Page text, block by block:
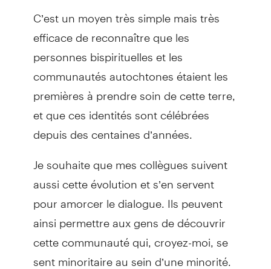
C’est un moyen très simple mais très
efficace de reconnaître que les
personnes bispirituelles et les
communautés autochtones étaient les
premières à prendre soin de cette terre,
et que ces identités sont célébrées
depuis des centaines d’années.
Je souhaite que mes collègues suivent
aussi cette évolution et s’en servent
pour amorcer le dialogue. Ils peuvent
ainsi permettre aux gens de découvrir
cette communauté qui, croyez-moi, se
sent minoritaire au sein d’une minorité.